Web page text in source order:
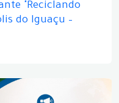
"Reciclando
do Iguaçu –